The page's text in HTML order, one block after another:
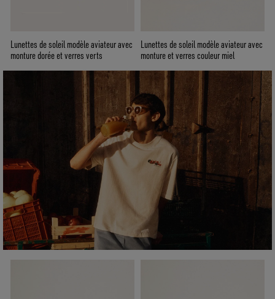
Lunettes de soleil modèle aviateur avec
monture dorée et verres verts
Lunettes de soleil modèle aviateur avec
monture et verres couleur miel